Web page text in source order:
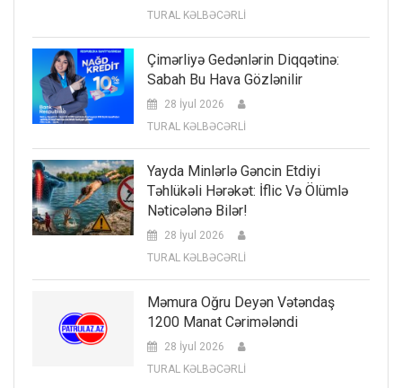
TURAL KƏLBƏCƏRLİ
Çimərliyə Gedənlərin Diqqətinə:
Sabah Bu Hava Gözlənilir
28 İyul 2026
TURAL KƏLBƏCƏRLİ
Yayda Minlərlə Gəncin Etdiyi
Təhlükəli Hərəkət: İflic Və Ölümlə
Nəticələnə Bilər!
28 İyul 2026
TURAL KƏLBƏCƏRLİ
Məmura Oğru Deyən Vətəndaş
1200 Manat Cərimələndi
28 İyul 2026
TURAL KƏLBƏCƏRLİ